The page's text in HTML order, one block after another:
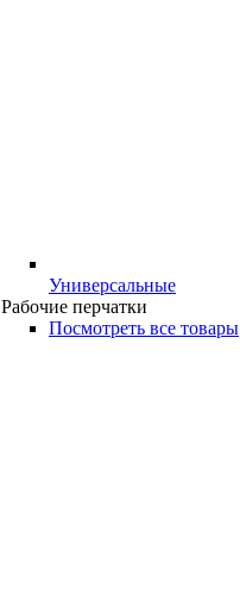
Универсальные
Рабочие перчатки
Посмотреть все товары